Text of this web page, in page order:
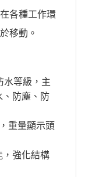
各種工作環
移動。
水等級，主
、防塵、防
重量顯示頭
，強化結構